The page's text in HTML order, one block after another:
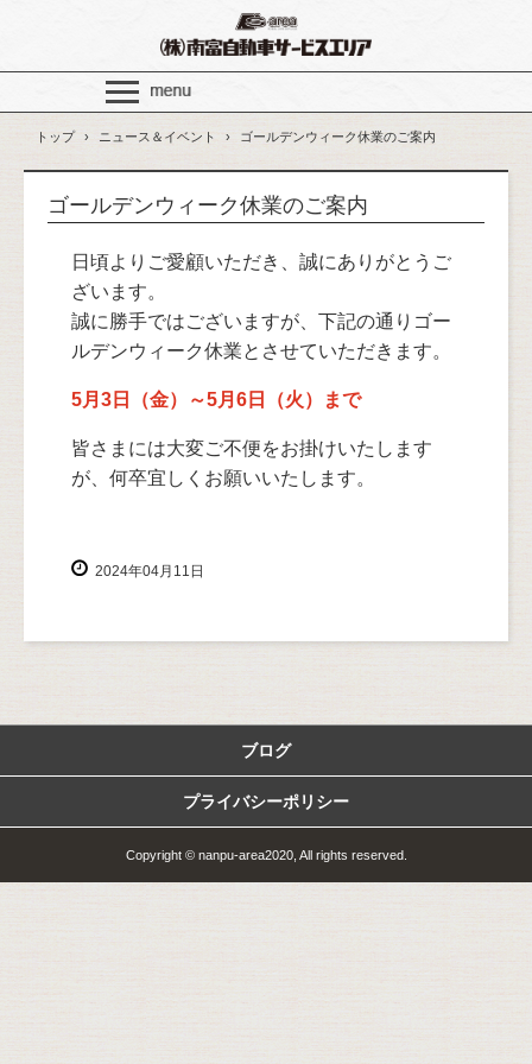
トップ › ニュース＆イベント › ゴールデンウィーク休業のご案内
ゴールデンウィーク休業のご案内
日頃よりご愛顧いただき、誠にありがとうご
ざいます。
誠に勝手ではございますが、下記の通りゴー
ルデンウィーク休業とさせていただきます。
5月3日（金）～5月6日（火）まで
皆さまには大変ご不便をお掛けいたします
が、何卒宜しくお願いいたします。
2024年04月11日
ブログ
プライバシーポリシー
Copyright © nanpu-area2020, All rights reserved.